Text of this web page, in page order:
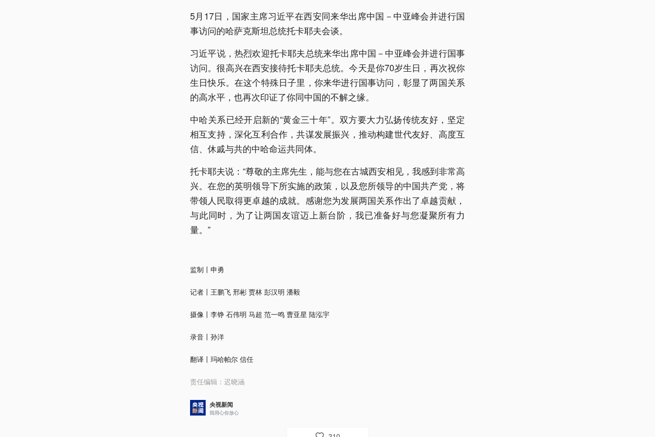
5月17日，国家主席习近平在西安同来华出席中国－中亚峰会并进行国
事访问的哈萨克斯坦总统托卡耶夫会谈。
习近平说，热烈欢迎托卡耶夫总统来华出席中国－中亚峰会并进行国事
访问。很高兴在西安接待托卡耶夫总统。今天是你70岁生日，再次祝你
生日快乐。在这个特殊日子里，你来华进行国事访问，彰显了两国关系
的高水平，也再次印证了你同中国的不解之缘。
中哈关系已经开启新的“黄金三十年”。双方要大力弘扬传统友好，坚定
相互支持，深化互利合作，共谋发展振兴，推动构建世代友好、高度互
信、休戚与共的中哈命运共同体。
托卡耶夫说：“尊敬的主席先生，能与您在古城西安相见，我感到非常高
兴。在您的英明领导下所实施的政策，以及您所领导的中国共产党，将
带领人民取得更卓越的成就。感谢您为发展两国关系作出了卓越贡献，
与此同时，为了让两国友谊迈上新台阶，我已准备好与您凝聚所有力
量。”
监制丨申勇
记者丨王鹏飞 邢彬 贾林 彭汉明 潘毅
摄像丨李铮 石伟明 马超 范一鸣 曹亚星 陆泓宇
录音丨孙洋
翻译丨玛哈帕尔 信任
责任编辑： 迟晓涵
央视新闻
我用心你放心